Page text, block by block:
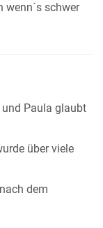
wenn´s schwer
Paula glaubt
über viele
dem